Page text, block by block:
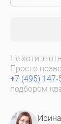
Не хотите
Просто
+7 (495) 147-
подбором
Ирина